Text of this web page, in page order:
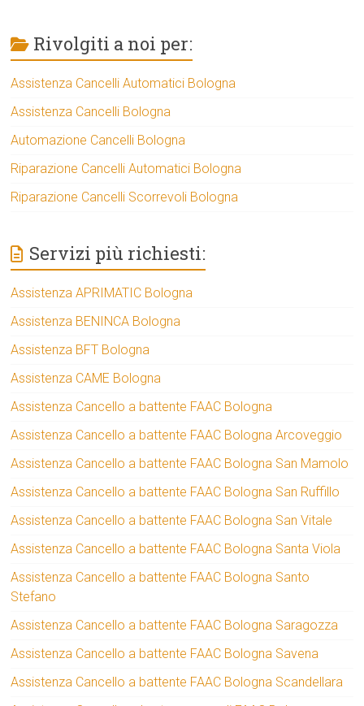
Rivolgiti a noi per:
Assistenza Cancelli Automatici Bologna
Assistenza Cancelli Bologna
Automazione Cancelli Bologna
Riparazione Cancelli Automatici Bologna
Riparazione Cancelli Scorrevoli Bologna
Servizi più richiesti:
Assistenza APRIMATIC Bologna
Assistenza BENINCA Bologna
Assistenza BFT Bologna
Assistenza CAME Bologna
Assistenza Cancello a battente FAAC Bologna
Assistenza Cancello a battente FAAC Bologna Arcoveggio
Assistenza Cancello a battente FAAC Bologna San Mamolo
Assistenza Cancello a battente FAAC Bologna San Ruffillo
Assistenza Cancello a battente FAAC Bologna San Vitale
Assistenza Cancello a battente FAAC Bologna Santa Viola
Assistenza Cancello a battente FAAC Bologna Santo
Stefano
Assistenza Cancello a battente FAAC Bologna Saragozza
Assistenza Cancello a battente FAAC Bologna Savena
Assistenza Cancello a battente FAAC Bologna Scandellara